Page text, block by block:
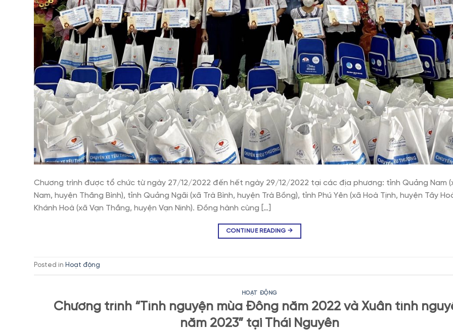
Chương trình được tổ chức từ ngày 27/12/2022 đến hết ngày 29/12/2022 tại các địa phương: tỉnh Quảng Nam
Nam, huyện Thăng Bình), tỉnh Quảng Ngãi (xã Trà Bình, huyện Trà Bồng), tỉnh Phú Yên (xã Hoà Tịnh, huyện Tây
Khánh Hoà (xã Vạn Thắng, huyện Vạn Ninh). Đồng hành cùng […]
CONTINUE READING→
Posted in Hoạt động
HOẠT ĐỘNG
Chương trình “Tình nguyện mùa Đông năm 2022 và Xuân tình
năm 2023” tại Thái Nguyên